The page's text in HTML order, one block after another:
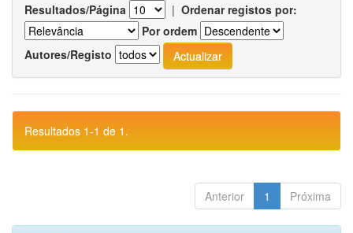
Resultados/Página | Ordenar registos por:
Por ordem
Autores/Registo
Resultados 1-1 de 1.
Anterior 1 Próxima